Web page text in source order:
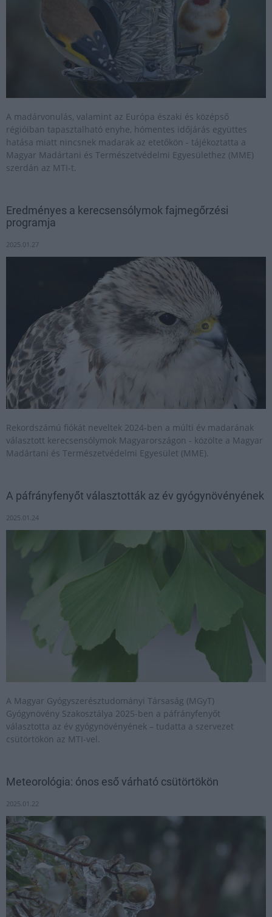
A madárvonulás, valamint az Európa északi és középső
régióiban tapasztalható enyhe, hómentes időjárás együttes
hatása miatt nincsnek madarak az etetőkön - tájékoztatta a
Magyar Madártani és Természetvédelmi Egyesülethez (MME)
szerdán az MTI-t.
Eredményes a kerecsensólymok fajmegőrzési
programja
2025.01.27
Rekordszámú fiókát neveltek 2024-ben a múlti év madarának
választott kerecsensólymok Magyarországon - közölte a Magyar
Madártani és Természetvédelmi Egyesület (MME).
A páfrányfenyőt választották az év gyógynövényének
2025.01.24
A Magyar Gyógyszerésztudományi Társaság (MGyT)
Gyógynövény Szakosztálya 2025-ben a páfrányfenyőt
választotta az év gyógynövényének – tudatta a szervezet
csütörtökön az MTI-vel.
Meteorológia: ónos eső várható csütörtökön
2025.01.22